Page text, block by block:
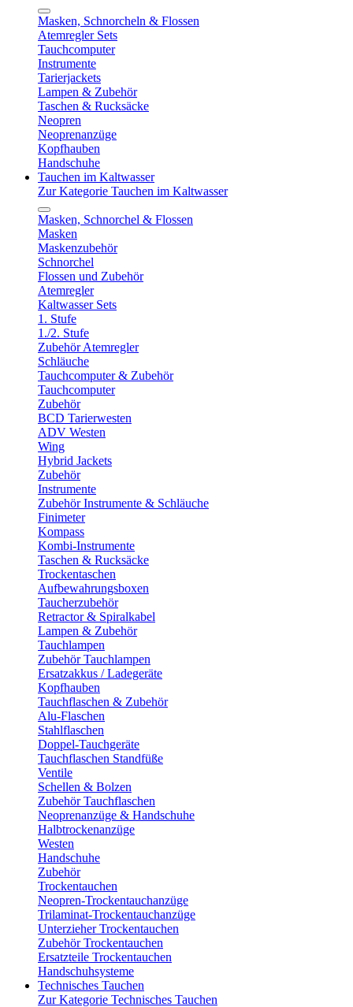
Masken, Schnorcheln & Flossen
Atemregler Sets
Tauchcomputer
Instrumente
Tarierjackets
Lampen & Zubehör
Taschen & Rucksäcke
Neopren
Neoprenanzüge
Kopfhauben
Handschuhe
Tauchen im Kaltwasser
Zur Kategorie Tauchen im Kaltwasser
Masken, Schnorchel & Flossen
Masken
Maskenzubehör
Schnorchel
Flossen und Zubehör
Atemregler
Kaltwasser Sets
1. Stufe
1./2. Stufe
Zubehör Atemregler
Schläuche
Tauchcomputer & Zubehör
Tauchcomputer
Zubehör
BCD Tarierwesten
ADV Westen
Wing
Hybrid Jackets
Zubehör
Instrumente
Zubehör Instrumente & Schläuche
Finimeter
Kompass
Kombi-Instrumente
Taschen & Rucksäcke
Trockentaschen
Aufbewahrungsboxen
Taucherzubehör
Retractor & Spiralkabel
Lampen & Zubehör
Tauchlampen
Zubehör Tauchlampen
Ersatzakkus / Ladegeräte
Kopfhauben
Tauchflaschen & Zubehör
Alu-Flaschen
Stahlflaschen
Doppel-Tauchgeräte
Tauchflaschen Standfüße
Ventile
Schellen & Bolzen
Zubehör Tauchflaschen
Neoprenanzüge & Handschuhe
Halbtrockenanzüge
Westen
Handschuhe
Zubehör
Trockentauchen
Neopren-Trockentauchanzüge
Trilaminat-Trockentauchanzüge
Unterzieher Trockentauchen
Zubehör Trockentauchen
Ersatzteile Trockentauchen
Handschuhsysteme
Technisches Tauchen
Zur Kategorie Technisches Tauchen